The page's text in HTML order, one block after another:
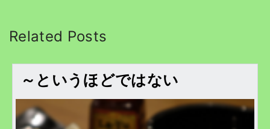
Related Posts
～というほどではない